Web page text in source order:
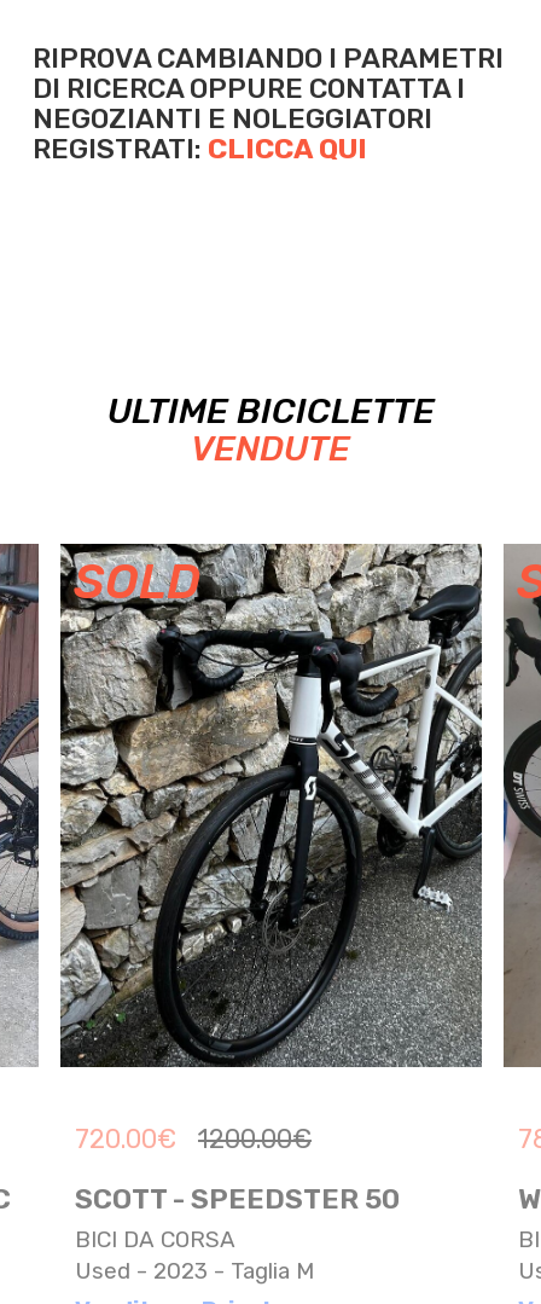
RIPROVA CAMBIANDO I PARAMETRI
DI RICERCA OPPURE CONTATTA I
NEGOZIANTI E NOLEGGIATORI
REGISTRATI: CLICCA QUI
ULTIME BICICLETTE
VENDUTE
720.00€ 1200.00€
SCOTT - SPEEDSTER 50
BICI DA CORSA
Used - 2023 - Taglia M
SOLD